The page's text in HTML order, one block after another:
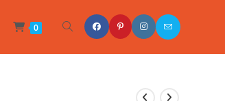
0 Toggle